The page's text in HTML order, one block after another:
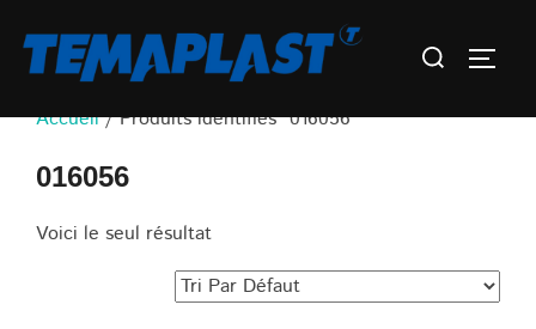
contenu
Rechercher :
Accueil/ Produits identifiés “016056”
016056
Voici le seul résultat